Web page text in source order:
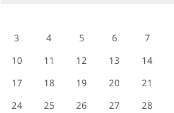
3
4 5 6 7
10
11 12 13 14
17
18 19 20 21
24
25 26 27 28